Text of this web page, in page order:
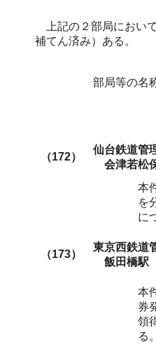
上記の２部局におい
補てん済み）ある。
部局等の名
（172）
仙台鉄道管
会津若松
本
を
に
（173）
東京西鉄道
飯田橋駅
本
券
領
る。